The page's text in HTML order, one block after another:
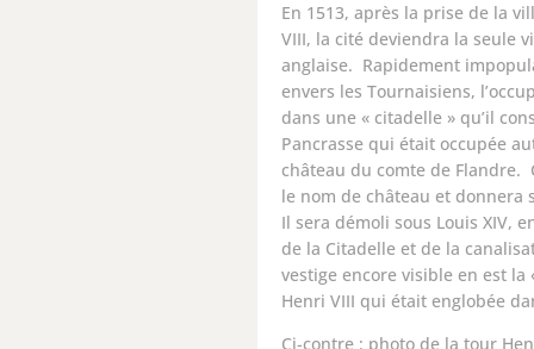
En 1513, après la prise de la
VIII, la cité deviendra la seule
anglaise. Rapidement
envers les Tournaisiens,
dans une « citadelle » qu’il
Pancrasse qui était occupée
château du comte de
le nom de château et
Il sera démoli sous Louis XIV,
de la Citadelle et de la
vestige encore visible en est la
Henri VIII qui était englobée
Ci-contre : photo de la tour